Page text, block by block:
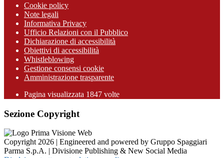
Cookie policy
Note legali
Informativa Privacy
Ufficio Relazioni con il Pubblico
Dichiarazione di accessibilità
Obiettivi di accessibilità
Whistleblowing
Gestione consensi cookie
Amministrazione trasparente
Pagina visualizzata 1847 volte
Sezione Copyright
Copyright 2026 | Engineered and powered by Gruppo Spaggiari
Parma S.p.A. | Divisione Publishing & New Social Media